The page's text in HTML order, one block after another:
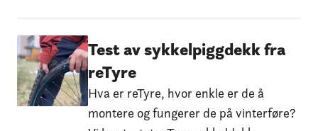
Test av sykkelpiggdekk fra
reTyre
Hva er reTyre, hvor enkle er de å
montere og fungerer de på vinterføre?